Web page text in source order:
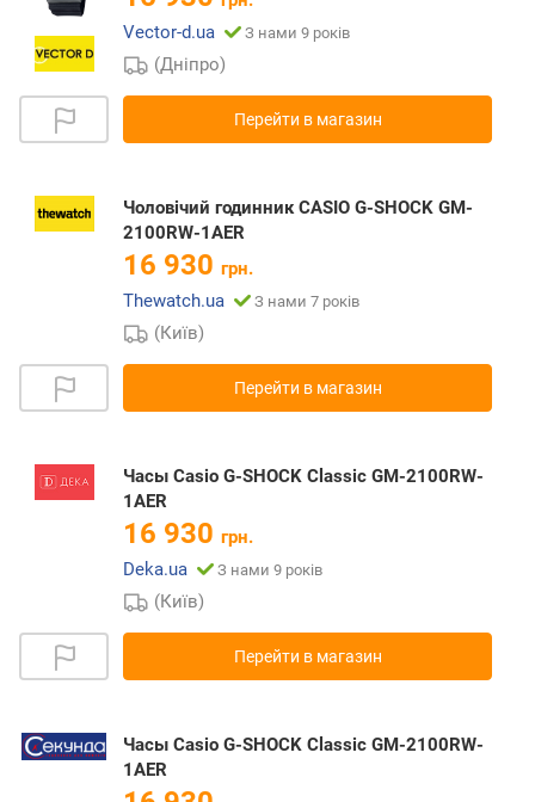
Vector-d.ua
З нами 9 років
(Дніпро)
Перейти в магазин
Чоловічий годинник CASIO G-SHOCK GM-
2100RW-1AER
16 930 грн.
Thewatch.ua
З нами 7 років
(Київ)
Перейти в магазин
Часы Casio G-SHOCK Classic GM-2100RW-
1AER
16 930 грн.
Deka.ua
З нами 9 років
(Київ)
Перейти в магазин
Часы Casio G-SHOCK Classic GM-2100RW-
1AER